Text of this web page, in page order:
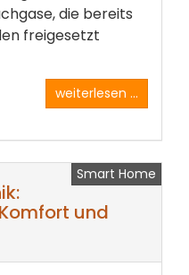
die bereits
freigesetzt
weiterlesen ...
Smart Home
und